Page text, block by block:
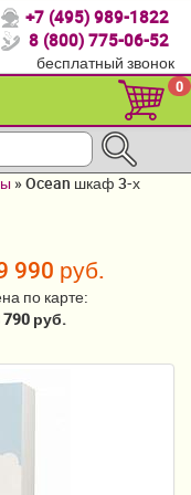
+7 (495) 989-1822
8 (800) 775-06-52
бесплатный звонок
0
»Ocean шкаф 3-х
990 руб.
по карте:
790 руб.